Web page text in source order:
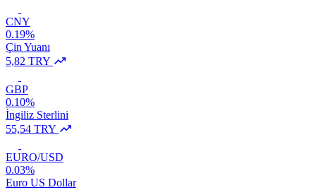
CNY
0.19%
Çin Yuanı
5,82 TRY
GBP
0.10%
İngiliz Sterlini
55,54 TRY
EURO/USD
0.03%
Euro US Dollar